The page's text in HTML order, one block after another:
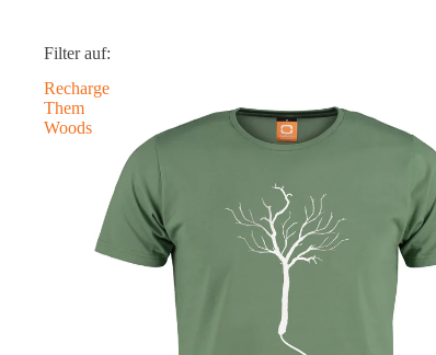
Filter auf:
Recharge
Them
Woods